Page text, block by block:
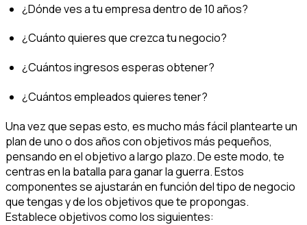
¿Dónde ves a tu empresa dentro de 10 años?
¿Cuánto quieres que crezca tu negocio?
¿Cuántos ingresos esperas obtener?
¿Cuántos empleados quieres tener?
Una vez que sepas esto, es mucho más fácil plantearte un
plan de uno o dos años con objetivos más pequeños,
pensando en el objetivo a largo plazo. De este modo, te
centras en la batalla para ganar la guerra. Estos
componentes se ajustarán en función del tipo de negocio
que tengas y de los objetivos que te propongas.
Establece objetivos como los siguientes: